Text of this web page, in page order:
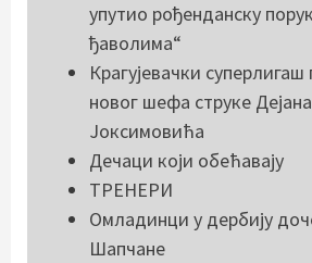
упутио рођенданску
ђаволима“
Крагујевачки
новог шефа струке Дејана
Јоксимовића
Дечаци који обећавају
ТРЕНЕРИ
Омладинци у дербију
Шапчане